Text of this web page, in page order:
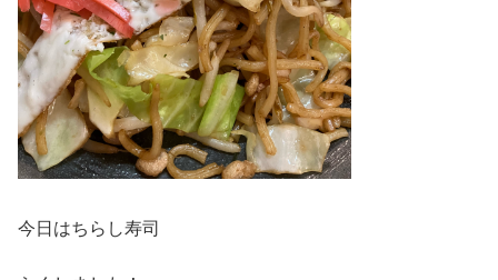
今日はちらし寿司